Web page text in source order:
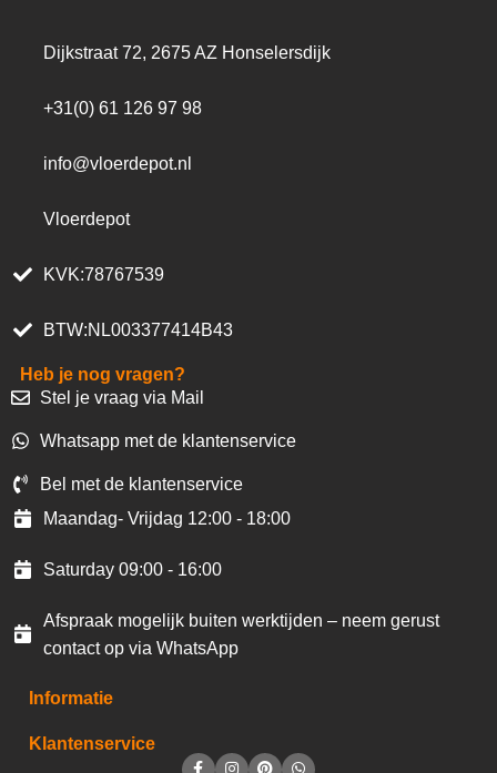
Dijkstraat 72, 2675 AZ Honselersdijk
+31(0) 61 126 97 98
info@vloerdepot.nl
Vloerdepot
KVK:78767539
BTW:NL003377414B43
Heb je nog vragen?
Stel je vraag via Mail
Whatsapp met de klantenservice
Bel met de klantenservice
Maandag- Vrijdag 12:00 - 18:00
Saturday 09:00 - 16:00
Afspraak mogelijk buiten werktijden – neem gerust
contact op via WhatsApp
Informatie
Klantenservice